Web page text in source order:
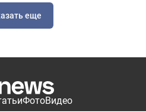
еще
ФотоВидео